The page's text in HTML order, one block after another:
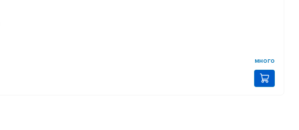
много